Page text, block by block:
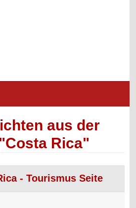
aus der
Rica"
- Tourismus Seite